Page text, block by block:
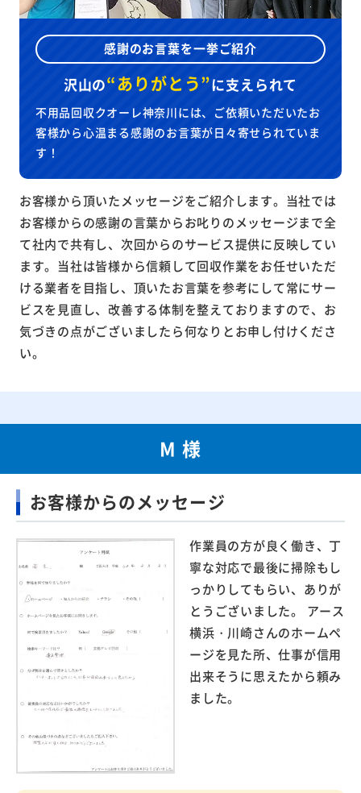
感謝のお言葉を一挙ご紹介
沢山の“ありがとう”に支えられて
不用品回収クオーレ神奈川には、ご依頼いただいたお
客様から心温まる感謝のお言葉が日々寄せられていま
す！
お客様から頂いたメッセージをご紹介します。当社では
お客様からの感謝の言葉からお叱りのメッセージまで全
て社内で共有し、次回からのサービス提供に反映してい
ます。当社は皆様から信頼して回収作業をお任せいただ
ける業者を目指し、頂いたお言葉を参考にして常にサー
ビスを見直し、改善する体制を整えておりますので、お
気づきの点がございましたら何なりとお申し付けくださ
い。
M 様
お客様からのメッセージ
作業員の方が良く働き、丁
寧な対応で最後に掃除もし
っかりしてもらい、ありが
とうございました。 アース
横浜・川崎さんのホームペ
ージを見た所、仕事が信用
出来そうに思えたから頼み
ました。